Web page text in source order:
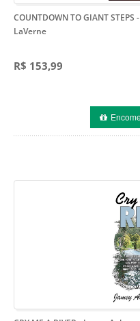
COUNTDOWN TO GIANT
LaVerne
R$ 153,99